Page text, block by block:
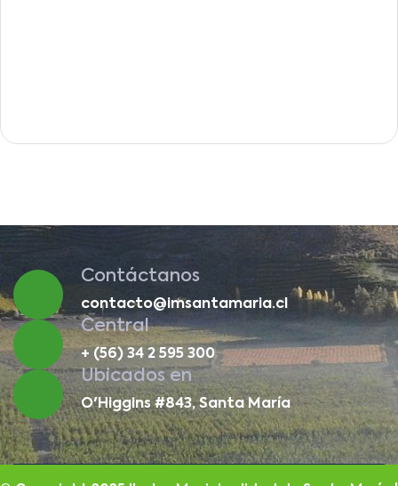
Contáctanos
contacto@imsantamaria.cl
Central
+ (56) 34 2 595 300
Ubicados en
O'Higgins #843, Santa María